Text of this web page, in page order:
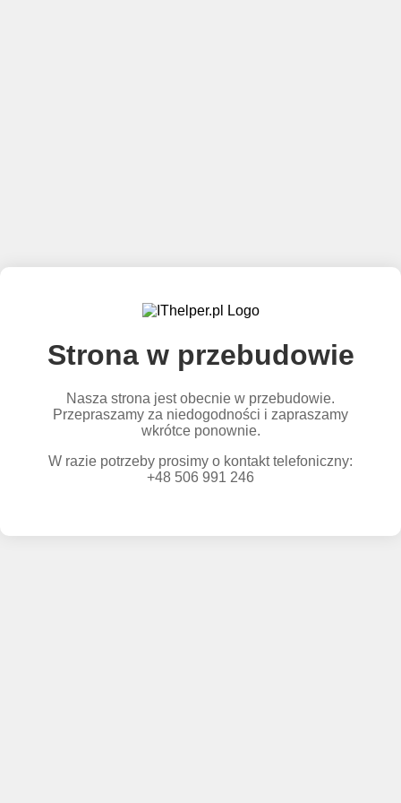
Strona w przebudowie
Nasza strona jest obecnie w przebudowie.
Przepraszamy za niedogodności i zapraszamy
wkrótce ponownie.
W razie potrzeby prosimy o kontakt telefoniczny:
+48 506 991 246